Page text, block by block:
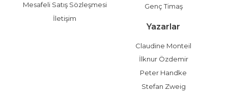
Mesafeli Satış Sözleşmesi
İletişim
Genç Timaş
Yazarlar
Claudine Monteil
İlknur Özdemir
Peter Handke
Stefan Zweig